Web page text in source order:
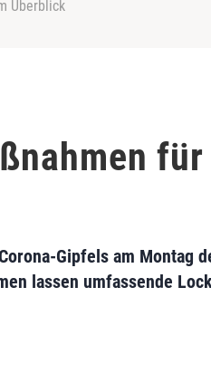
Überblick
Gipfels am Montag
lassen umfassende